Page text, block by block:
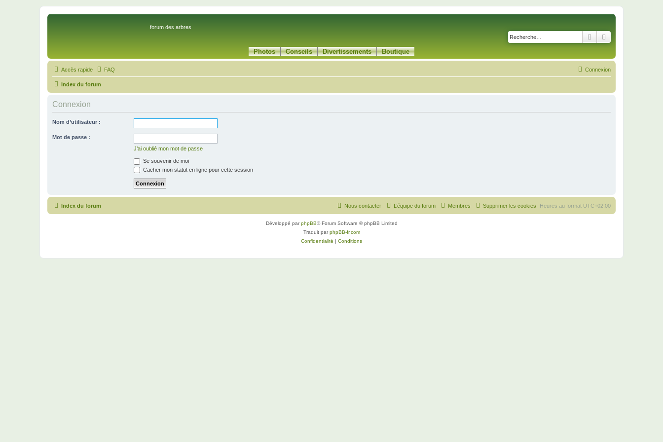
forum des arbres
Rechercher
Photos Conseils Divertissements Boutique
Accès rapide FAQ Connexion
Index du forum
Connexion
Nom d’utilisateur :
Mot de passe :
J’ai oublié mon mot de passe
Se souvenir de moi
Cacher mon statut en ligne pour cette session
Index du forum Heures au format UTC+02:00
Supprimer les cookies
Membres
L’équipe du forum
Nous contacter
Développé parphpBB® Forum Software © phpBB Limited
Traduit parphpBB-fr.com
Confidentialité | Conditions